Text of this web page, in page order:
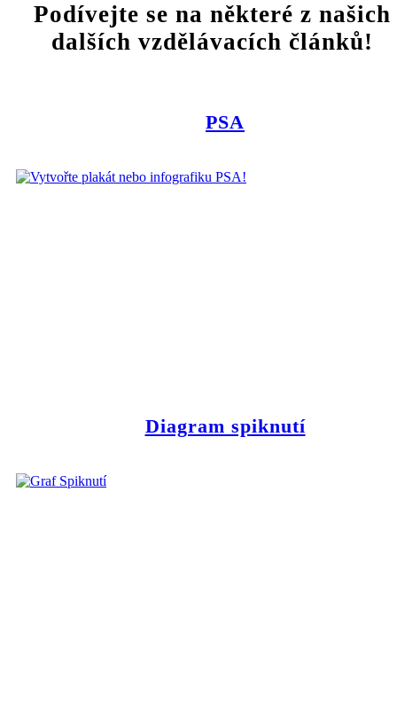
Podívejte se na některé z našich
dalších vzdělávacích článků!
PSA
Diagram spiknutí